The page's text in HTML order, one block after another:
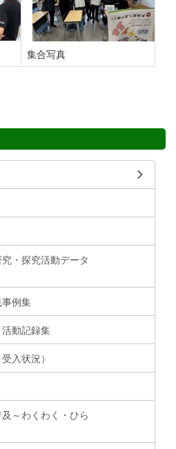
集合写真
・探究活動データ
例集
動記録集
入状況）
～わくわく・ひら